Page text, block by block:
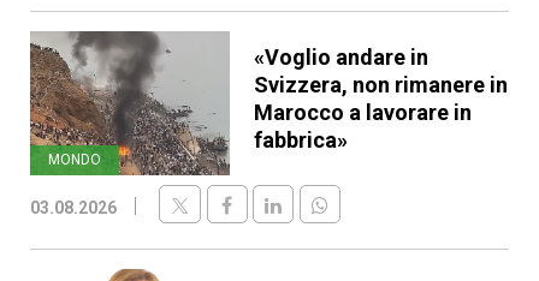
MONDO
«Voglio andare in
Svizzera, non rimanere in
Marocco a lavorare in
fabbrica»
03.08.2026